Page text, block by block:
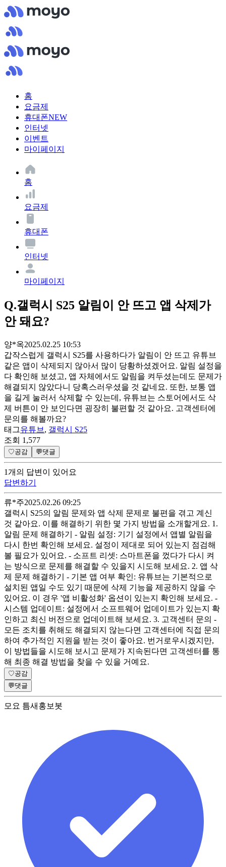
홈
요금제
휴대폰NEW
인터넷
이벤트
마이페이지
홈
요금제
휴대폰
인터넷
마이페이지
Q.갤럭시 S25 알림이 안 뜨고 앱 삭제가
안 돼요?
양*옥2025.02.25 10:53
갑작스럽게 갤럭시 S25를 사용하다가 알림이 안 뜨고 유튜브
같은 앱이 삭제되지 않아서 많이 당황하셨겠어요. 알림 설정을
다 확인해 보셨고, 앱 자체에서도 알림을 켜두셨는데도 문제가
해결되지 않았다니 당혹스러우셨을 것 같네요. 또한, 보통 앱
을 길게 눌러서 삭제할 수 있는데, 유튜브는 스토어에서도 삭
제 버튼이 안 보인다면 굉장히 불편할 것 같아요. 고객센터에
문의를 해볼까요?
태그유튜브 , 갤럭시 S25
조회 1,577
♡공감 💬댓글
1개 의 답변이 있어요
답변하기
류*주2025.02.26 09:25
갤럭시 S25의 알림 문제와 앱 삭제 문제로 불편을 겪고 계신
것 같아요. 이를 해결하기 위한 몇 가지 방법을 소개할게요. 1.
알림 문제 해결하기 - 알림 설정: 기기 설정에서 앱별 알림을
다시 한번 확인해 보세요. 설정이 제대로 되어 있는지 점검해
볼 필요가 있어요. - 소프트 리셋: 스마트폰을 껐다가 다시 켜
는 방식으로 문제를 해결할 수 있을지 시도해 보세요. 2. 앱 삭
제 문제 해결하기 - 기본 앱 여부 확인: 유튜브는 기본적으로
설치된 앱일 수도 있기 때문에 삭제 기능을 제공하지 않을 수
있어요. 이 경우 '앱 비활성화' 옵션이 있는지 확인해 보세요. -
시스템 업데이트: 설정에서 소프트웨어 업데이트가 있는지 확
인하고 최신 버전으로 업데이트해 보세요. 3. 고객센터 문의 -
모든 조치를 취해도 해결되지 않는다면 고객센터에 직접 문의
하여 추가적인 지원을 받는 것이 좋아요. 번거로우시겠지만,
이 방법들을 시도해 보시고 문제가 지속된다면 고객센터를 통
해 최종 해결 방법을 찾을 수 있을 거예요.
♡공감
💬댓글
모요 틈새홍보봇